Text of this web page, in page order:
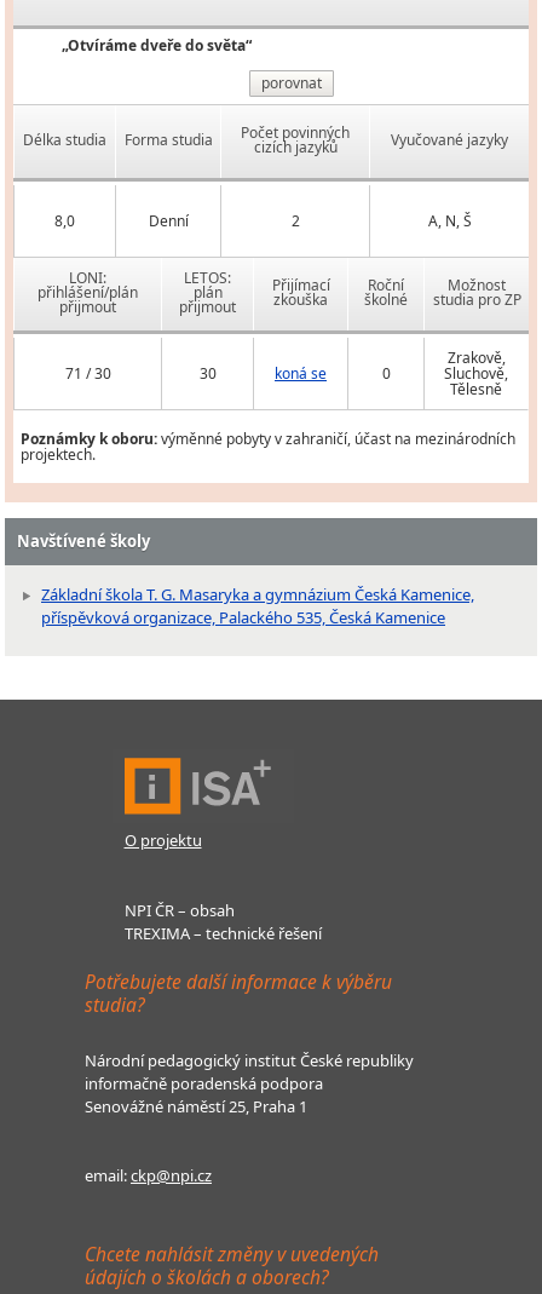
„Otvíráme dveře do světa“
porovnat
Délka studia Forma studia Počet povinných
cizích jazyků Vyučované jazyky
8,0 Denní 2 A, N, Š
LONI:
přihlášení/plán
přijmout
LETOS:
plán
přijmout
Přijímací
zkouška
Roční
školné
Možnost
studia pro ZP
71 / 30 30 koná se 0
Zrakově,
Sluchově,
Tělesně
Poznámky k oboru:výměnné pobyty v zahraničí, účast na mezinárodních
projektech.
Navštívené školy
Základní škola T. G. Masaryka a gymnázium Česká Kamenice,
příspěvková organizace, Palackého 535, Česká Kamenice
O projektu
NPI ČR – obsah
TREXIMA – technické řešení
Potřebujete další informace k výběru
studia?
Národní pedagogický institut České republiky
informačně poradenská podpora
Senovážné náměstí 25, Praha 1
email:ckp@npi.cz
Chcete nahlásit změny v uvedených
údajích o školách a oborech?